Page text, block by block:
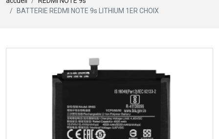
BATTERIE REDMI NOTE 9s LITHIUM 1ER CHOIX